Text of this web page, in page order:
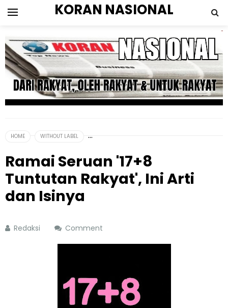
KORAN NASIONAL
HOME WITHOUT LABEL
Ramai Seruan '17+8
Tuntutan Rakyat', Ini Arti
dan Isinya
Redaksi Comment